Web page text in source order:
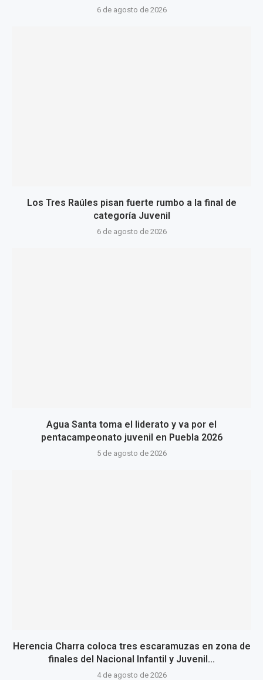
6 de agosto de 2026
Los Tres Raúles pisan fuerte rumbo a la final de
categoría Juvenil
6 de agosto de 2026
Agua Santa toma el liderato y va por el
pentacampeonato juvenil en Puebla 2026
5 de agosto de 2026
Herencia Charra coloca tres escaramuzas en zona de
finales del Nacional Infantil y Juvenil...
4 de agosto de 2026